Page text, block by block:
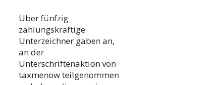
Über fünfzig
zahlungskräftige
Unterzeichner gaben an,
an der
Unterschriftenaktion von
taxmenow teilgenommen